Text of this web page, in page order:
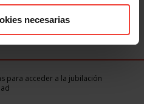
necesarias
para acceder a la jubilación